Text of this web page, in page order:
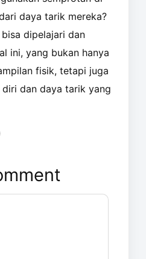
daya tarik mereka?
dipelajari dan
ini, yang bukan hanya
fisik, tetapi juga
dan daya tarik yang